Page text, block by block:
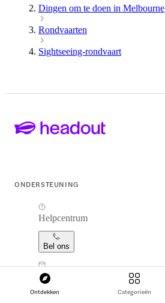
Ontdekken Categorieën
Dingen om te doen in Melbourne
Rondvaarten
Sightseeing-rondvaart
ONDERSTEUNING
Helpcentrum
Bel ons
support@headout.com